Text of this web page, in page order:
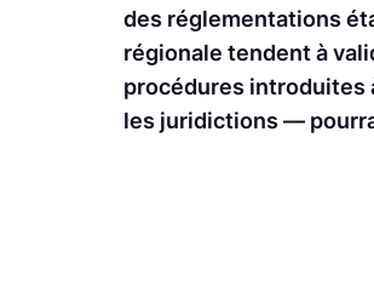
des réglementations
régionale tendent à
procédures introduites
les juridictions —